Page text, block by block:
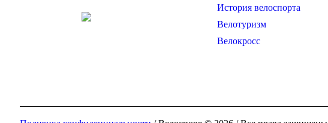
История велоспорта
Велотуризм
Велокросс